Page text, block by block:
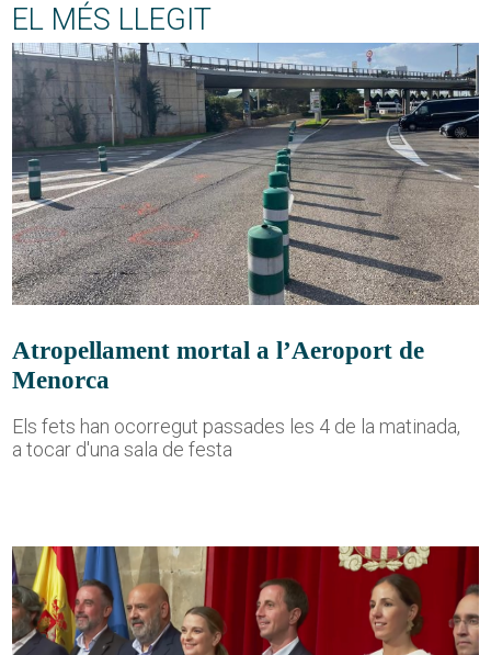
EL MÉS LLEGIT
Atropellament mortal a l’Aeroport de
Menorca
Els fets han ocorregut passades les 4 de la matinada,
a tocar d'una sala de festa